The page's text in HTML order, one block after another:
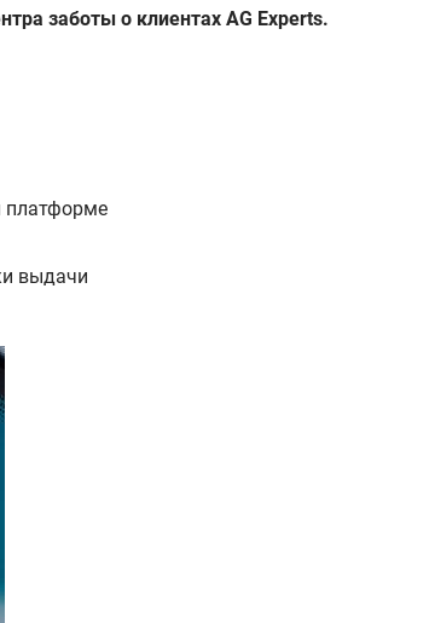
заботы о клиентах AG Experts.
платформе
выдачи